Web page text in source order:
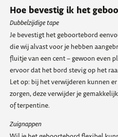
Hoe bevestig ik het
Dubbelzijdige tape
Je bevestigt het geboortebord
die wij alvast voor je hebben
fluitje van een cent – gewoon even
ervoor dat het bord stevig op het
Let op: bij het verwijderen kunnen
zorgen, deze verwijder je
of terpentine.
Zuignappen